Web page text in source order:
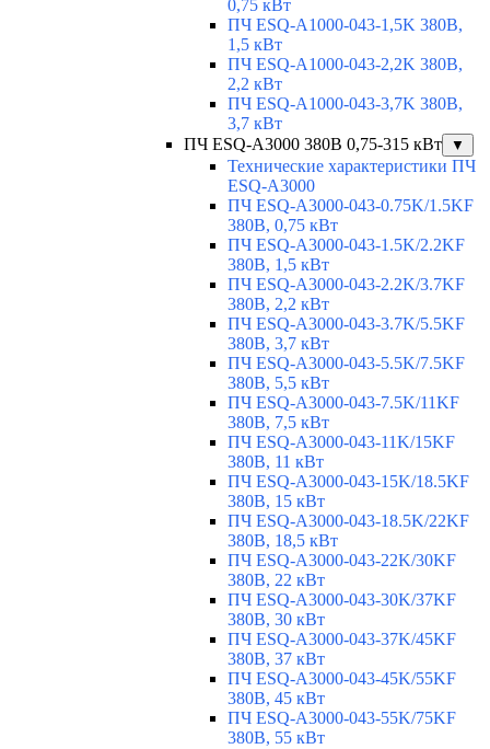
0,75 кВт
ПЧ ESQ-A1000-043-1,5K 380В,
1,5 кВт
ПЧ ESQ-A1000-043-2,2K 380В,
2,2 кВт
ПЧ ESQ-A1000-043-3,7K 380В,
3,7 кВт
ПЧ ESQ-A3000 380В 0,75-315 кВт
▼
Технические характеристики ПЧ
ESQ-A3000
ПЧ ESQ-A3000-043-0.75K/1.5KF
380В, 0,75 кВт
ПЧ ESQ-A3000-043-1.5K/2.2KF
380В, 1,5 кВт
ПЧ ESQ-A3000-043-2.2K/3.7KF
380В, 2,2 кВт
ПЧ ESQ-A3000-043-3.7K/5.5KF
380В, 3,7 кВт
ПЧ ESQ-A3000-043-5.5K/7.5KF
380В, 5,5 кВт
ПЧ ESQ-A3000-043-7.5K/11KF
380В, 7,5 кВт
ПЧ ESQ-A3000-043-11K/15KF
380В, 11 кВт
ПЧ ESQ-A3000-043-15K/18.5KF
380В, 15 кВт
ПЧ ESQ-A3000-043-18.5K/22KF
380В, 18,5 кВт
ПЧ ESQ-A3000-043-22K/30KF
380В, 22 кВт
ПЧ ESQ-A3000-043-30K/37KF
380В, 30 кВт
ПЧ ESQ-A3000-043-37K/45KF
380В, 37 кВт
ПЧ ESQ-A3000-043-45K/55KF
380В, 45 кВт
ПЧ ESQ-A3000-043-55K/75KF
380В, 55 кВт